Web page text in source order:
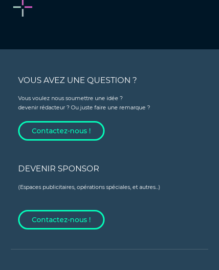
VOUS AVEZ UNE QUESTION ?
Vous voulez nous soumettre une idée ?
devenir rédacteur ? Ou juste faire une remarque ?
Contactez-nous !
DEVENIR SPONSOR
(Espaces publicitaires, opérations spéciales, et autres...)
Contactez-nous !